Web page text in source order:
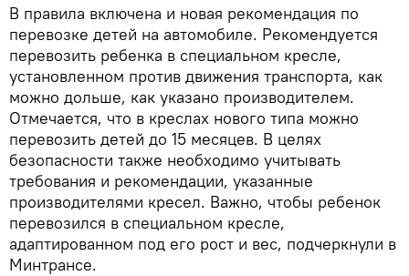
В правила включена и новая рекомендация по
перевозке детей на автомобиле. Рекомендуется
перевозить ребенка в специальном кресле,
установленном против движения транспорта, как
можно дольше, как указано производителем.
Отмечается, что в креслах нового типа можно
перевозить детей до 15 месяцев. В целях
безопасности также необходимо учитывать
требования и рекомендации, указанные
производителями кресел. Важно, чтобы ребенок
перевозился в специальном кресле,
адаптированном под его рост и вес, подчеркнули в
Минтрансе.